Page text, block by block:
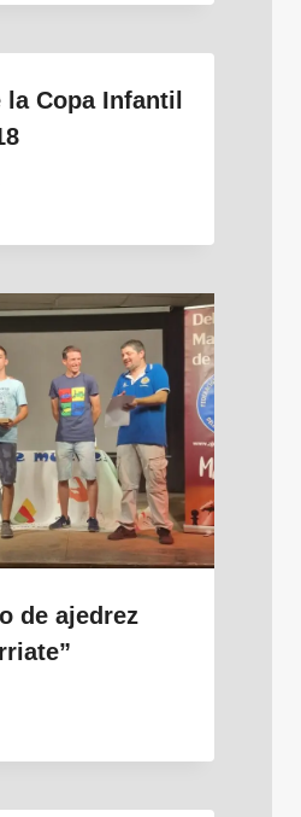
la Copa Infantil
de ajedrez